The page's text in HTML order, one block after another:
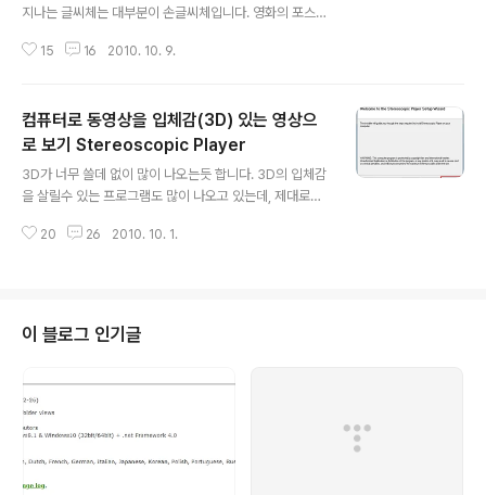
지나는 글씨체는 대부분이 손글씨체입니다. 영화의 포스터
체를 배포하는데요~ 이번에는 고딕체나 명조가 아니라, 손
도 무료로 사용해도 된다고 하네요! 개별 글꼴 다운로드도
가능합니다. http://hangeul.naver.com/download.n
hn 위에 보시는것처럼 2009년 손글씨 공모전 3만 3천 응
모작 중에.. 최종 대상작으로 만들어진 글씨체라고 합니다.
이런 좋은 글씨체를 모든 사람이 쓸수 있게 하는것만으로
도 좋습니다. 여러분이 다운 받으실 글씨체는 아래와 ..
15 16 2010. 10. 9.
컴퓨터로 동영상을 입체감(3D) 있는 영상으
로 보기 Stereoscopic Player
3D가 너무 쓸데 없이 많이 나오는듯 합니다. 3D의 입체감
을 살릴수 있는 프로그램도 많이 나오고 있는데, 제대로된
일반 영화를 입체감 있는 3D방식으로 볼려면 구조는 간단
는 원리라죠~;; 원리는 간단한데, 안경을 쓰지 않고서는 못
보는 현재의 현실.. 안경을 쓰지 않아도 볼수 있는 방법이
상태이기 때문에 말입니다. 뭐 아무튼 쓸데 없는 이야기는
그만 하고요.. 일반적인 영상 (영화) 를 프로그램을 통하여
일반 컴퓨터 모니터에서 ..
20 26 2010. 10. 1.
이 블로그 인기글